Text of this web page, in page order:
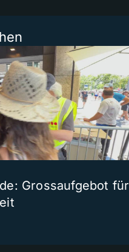
Grossaufgebot für